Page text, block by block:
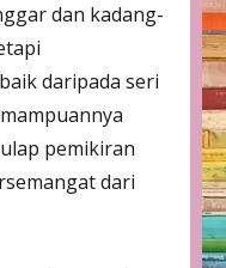
dan kadang-
daripada seri
pemikiran
dari